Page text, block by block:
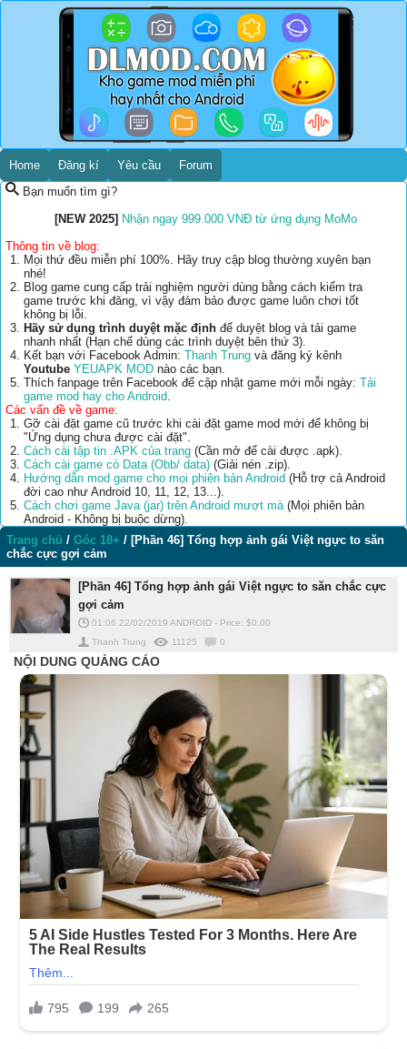
Home Đăng kí Yêu cầu
Forum
Bạn muốn tìm gì?
[NEW 2025] Nhận ngay 999.000 VNĐ từ ứng dụng MoMo
Thông tin về blog:
Mọi thứ đều miễn phí 100%. Hãy truy cập blog thường xuyên bạn
nhé!
Blog game cung cấp trải nghiệm người dùng bằng cách kiểm tra
game trước khi đăng, vì vậy đảm bảo được game luôn chơi tốt
không bị lỗi.
Hãy sử dụng trình duyệt mặc định để duyệt blog và tải game
nhanh nhất (Hạn chế dùng các trình duyệt bên thứ 3).
Kết bạn với Facebook Admin: Thanh Trung và đăng ký kênh
Youtube YEUAPK MOD nào các bạn.
Thích fanpage trên Facebook để cập nhật game mới mỗi ngày: Tải
game mod hay cho Android.
Các vấn đề về game:
Gỡ cài đặt game cũ trước khi cài đặt game mod mới để không bị
"Ứng dụng chưa được cài đặt".
Cách cài tập tin .APK của trang (Cần mở để cài được .apk).
Cách cài game có Data (Obb/ data) (Giải nén .zip).
Hướng dẫn mod game cho mọi phiên bản Android (Hỗ trợ cả Android
đời cao như Android 10, 11, 12, 13...).
Cách chơi game Java (jar) trên Android mượt mà(Mọi phiên bản
Android - Không bị buộc dừng).
Trang chủ / Góc 18+ / [Phần 46] Tổng hợp ảnh gái Việt ngực to săn
chắc cực gợi cảm
[Phần 46] Tổng hợp ảnh gái Việt ngực to săn chắc cực
gợi cảm
01:06 22/02/2019 ANDROID - Price: $0.00
Thanh Trung
11125 0